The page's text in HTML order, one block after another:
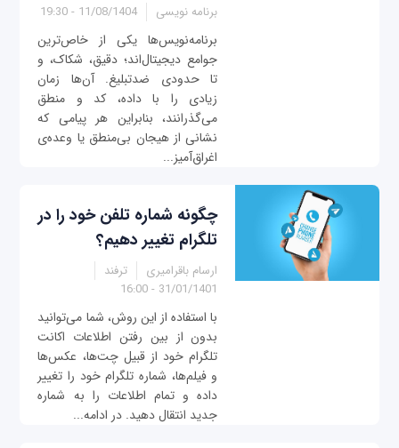
برنامه نویسی 11/08/1404 - 19:30
برنامه‌نویس‌ها یکی از خاص‌ترین
جوامع دیجیتال‌اند؛ دقیق، شکاک، و
تا حدودی ضد‌تبلیغ. آن‌ها زمان
زیادی را با داده، کد و منطق
می‌گذرانند، بنابراین هر پیامی که
نشانی از هیجان بی‌منطق یا وعده‌ی
اغراق‌آمیز...
چگونه شماره تلفن خود را در
تلگرام تغییر دهیم؟
ارسام باقرامیری
ترفند
31/01/1401 - 16:00
با استفاده از این روش، شما می‌توانید
بدون از بین رفتن اطلاعات اکانت
تلگرام خود از قبیل چت‌ها، عکس‌ها
و فیلم‌ها، شماره تلگرام خود را تغییر
داده و تمام اطلاعات را به شماره
جدید انتقال دهید. در ادامه...